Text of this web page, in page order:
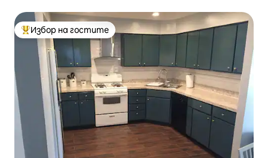
Най-популярен избор на гостите
Избор на гостите